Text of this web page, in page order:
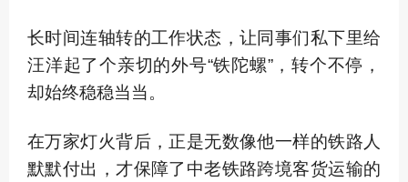
长时间连轴转的工作状态，让同事们私下里给
汪洋起了个亲切的外号“铁陀螺”，转个不停，
却始终稳稳当当。
在万家灯火背后，正是无数像他一样的铁路人
默默付出，才保障了中老铁路跨境客货运输的